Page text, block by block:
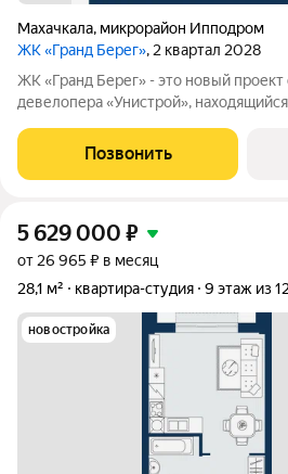
Махачкала, микрорайон Ипподром
ЖК «Гранд Берег», 2 квартал 2028
ЖК «Гранд Берег» - это новый проект
девелопера «Унистрой»,
локация, где все необходимое рядом
остановок общественного
Позвонить
5 629 000 ₽
от 26 965 ₽ в месяц
28,1 м²
квартира-студия 9 этаж из 12
новостройка